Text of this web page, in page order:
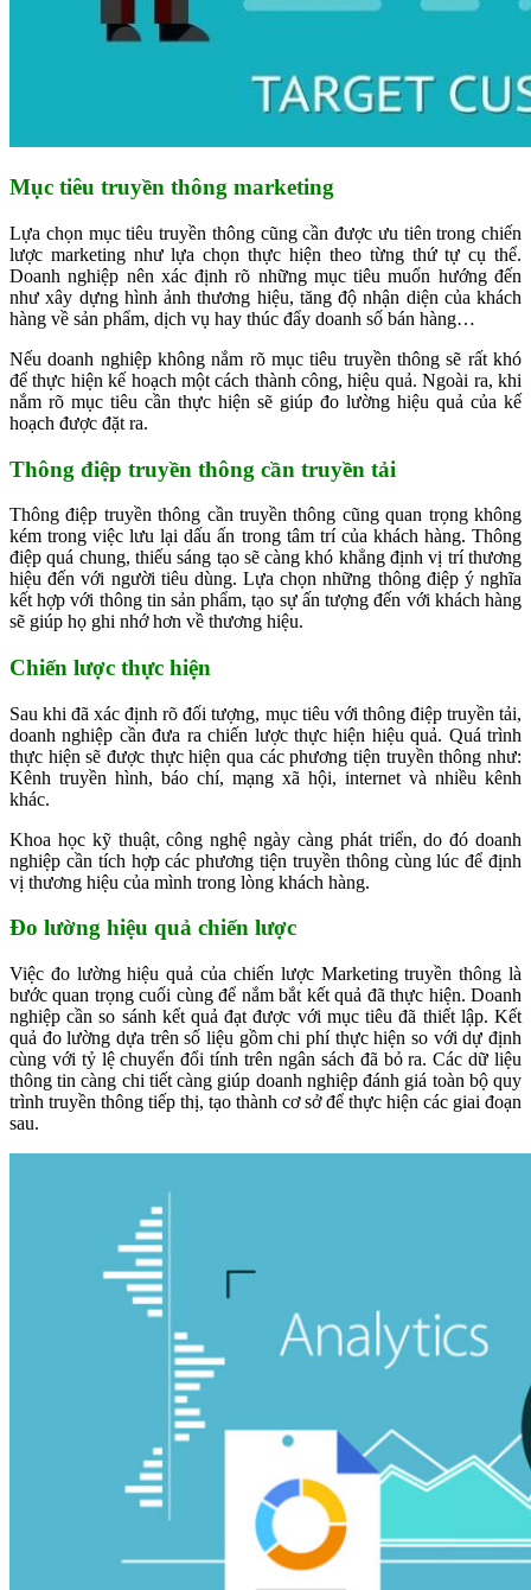
Mục tiêu truyền thông marketing
Lựa chọn mục tiêu truyền thông cũng cần được ưu tiên trong chiến
lược marketing như lựa chọn thực hiện theo từng thứ tự cụ thể.
Doanh nghiệp nên xác định rõ những mục tiêu muốn hướng đến
như xây dựng hình ảnh thương hiệu, tăng độ nhận diện của khách
hàng về sản phẩm, dịch vụ hay thúc đẩy doanh số bán hàng…
Nếu doanh nghiệp không nắm rõ mục tiêu truyền thông sẽ rất khó
để thực hiện kế hoạch một cách thành công, hiệu quả. Ngoài ra, khi
nắm rõ mục tiêu cần thực hiện sẽ giúp đo lường hiệu quả của kế
hoạch được đặt ra.
Thông điệp truyền thông cần truyền tải
Thông điệp truyền thông cần truyền thông cũng quan trọng không
kém trong việc lưu lại dấu ấn trong tâm trí của khách hàng. Thông
điệp quá chung, thiếu sáng tạo sẽ càng khó khẳng định vị trí thương
hiệu đến với người tiêu dùng. Lựa chọn những thông điệp ý nghĩa
kết hợp với thông tin sản phẩm, tạo sự ấn tượng đến với khách hàng
sẽ giúp họ ghi nhớ hơn về thương hiệu.
Chiến lược thực hiện
Sau khi đã xác định rõ đối tượng, mục tiêu với thông điệp truyền tải,
doanh nghiệp cần đưa ra chiến lược thực hiện hiệu quả. Quá trình
thực hiện sẽ được thực hiện qua các phương tiện truyền thông như:
Kênh truyền hình, báo chí, mạng xã hội, internet và nhiều kênh
khác.
Khoa học kỹ thuật, công nghệ ngày càng phát triển, do đó doanh
nghiệp cần tích hợp các phương tiện truyền thông cùng lúc để định
vị thương hiệu của mình trong lòng khách hàng.
Đo lường hiệu quả chiến lược
Việc đo lường hiệu quả của chiến lược Marketing truyền thông là
bước quan trọng cuối cùng để nắm bắt kết quả đã thực hiện. Doanh
nghiệp cần so sánh kết quả đạt được với mục tiêu đã thiết lập. Kết
quả đo lường dựa trên số liệu gồm chi phí thực hiện so với dự định
cùng với tỷ lệ chuyển đổi tính trên ngân sách đã bỏ ra. Các dữ liệu
thông tin càng chi tiết càng giúp doanh nghiệp đánh giá toàn bộ quy
trình truyền thông tiếp thị, tạo thành cơ sở để thực hiện các giai đoạn
sau.